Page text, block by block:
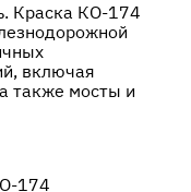
Краска КО-174
включая
также мосты и
174